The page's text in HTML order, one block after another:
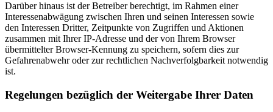
Darüber hinaus ist der Betreiber berechtigt, im Rahmen einer
Interessenabwägung zwischen Ihren und seinen Interessen sowie
den Interessen Dritter, Zeitpunkte von Zugriffen und Aktionen
zusammen mit Ihrer IP-Adresse und der von Ihrem Browser
übermittelter Browser-Kennung zu speichern, sofern dies zur
Gefahrenabwehr oder zur rechtlichen Nachverfolgbarkeit notwendig
ist.
Regelungen bezüglich der Weitergabe Ihrer Daten